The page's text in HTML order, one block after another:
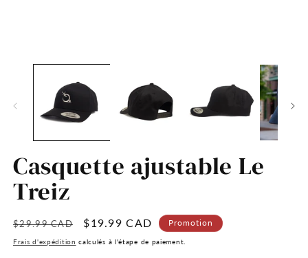
une
Casquette ajustable Le
Treiz
Prix
habituel
$29.99 CAD
Prix
promotionnel
$19.99 CAD Promotion
Frais d'expédition calculés à l'étape de paiement.